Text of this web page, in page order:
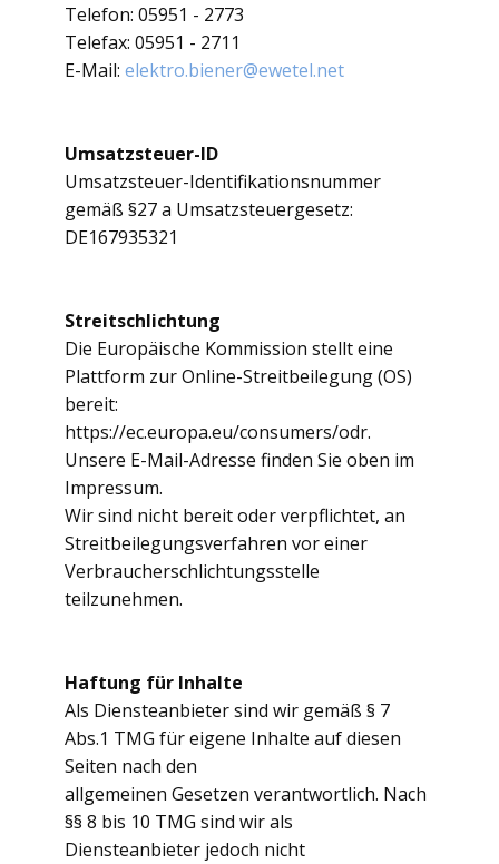
Telefon: 05951 - 2773
Telefax: 05951 - 2711
E-Mail: elektro.biener@ewetel.net
Umsatzsteuer-ID
Umsatzsteuer-Identifikationsnummer
gemäß §27 a Umsatzsteuergesetz:
DE167935321
Streitschlichtung
Die Europäische Kommission stellt eine
Plattform zur Online-Streitbeilegung (OS)
bereit:
https://ec.europa.eu/consumers/odr.
Unsere E-Mail-Adresse finden Sie oben im
Impressum.
Wir sind nicht bereit oder verpflichtet, an
Streitbeilegungsverfahren vor einer
Verbraucherschlichtungsstelle
teilzunehmen.
Haftung für Inhalte
Als Diensteanbieter sind wir gemäß § 7
Abs.1 TMG für eigene Inhalte auf diesen
Seiten nach den
allgemeinen Gesetzen verantwortlich. Nach
§§ 8 bis 10 TMG sind wir als
Diensteanbieter jedoch nicht